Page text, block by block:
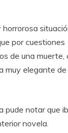
por cuestiones
de una muerte,
muy elegante
pude notar que
novela.